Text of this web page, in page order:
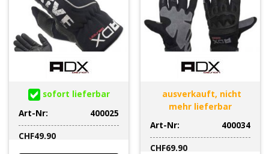
sofort lieferbar
Art-Nr:
400025
CHF49.90
ausverkauft, nicht
mehr lieferbar
Art-Nr:
400034
CHF69.90